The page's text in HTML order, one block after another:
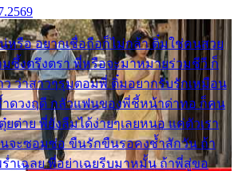
หรือ อยากเชื่อถือก็ไม่กล้า ติ๋มใช่คนสวย
มซึ้งตรึงตรา พี่หรือจะมาหมายร่วมชีวี ก็
ว่าสาวๆรุมตอมพี่ ติ๋มอยากรับรักเหมือน
ดวงฤดี กลัวแฟนของพี่ชี้หน้าด่าทอ ก็คน
ต่าย พี่ยังลืมได้ง่ายๆเลยหนอ แค่ตัวเรา
จะซอมซ่อ ขืนรักขืนรอคงช้ำสักวัน ถ้า
ำเฉลย พี่อย่าเฉยรีบมาหมั้น ถ้าพี่สู่ขอ